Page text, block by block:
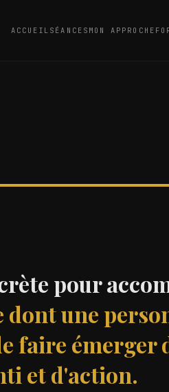
ACCUEIL SÉANCES MON APPROCHE
pour
une
faire émerger
et d'action.